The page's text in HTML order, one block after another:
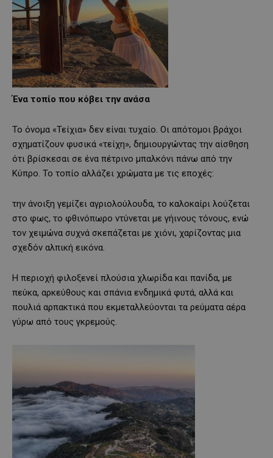
Ένα τοπίο που κόβει την ανάσα
Το όνομα «Τείχια» δεν είναι τυχαίο. Οι απότομοι βράχοι
σχηματίζουν φυσικά «τείχη», δημιουργώντας την αίσθηση
ότι βρίσκεσαι σε ένα πέτρινο μπαλκόνι πάνω από την
Κύπρο. Το τοπίο αλλάζει χρώματα με τις εποχές:
την άνοιξη γεμίζει αγριολούλουδα, το καλοκαίρι λούζεται
στο φως, το φθινόπωρο ντύνεται με γήινους τόνους, ενώ
τον χειμώνα συχνά σκεπάζεται με χιόνι, χαρίζοντας μια
σχεδόν αλπική εικόνα.
Η περιοχή φιλοξενεί πλούσια χλωρίδα και πανίδα, με
πεύκα, αρκεύθους και σπάνια ενδημικά φυτά, αλλά και
πουλιά αρπακτικά που εκμεταλλεύονται τα ρεύματα αέρα
γύρω από τους γκρεμούς.